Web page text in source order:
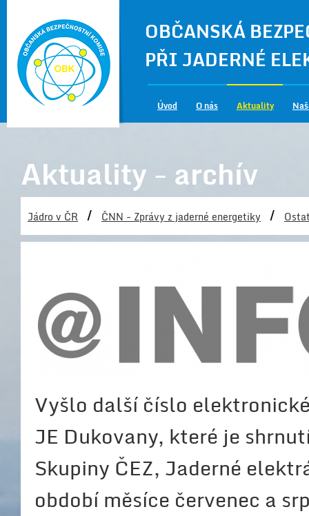
OBČANSKÁ
PŘI JADERNÉ
Úvod O nás Aktuality
Aktuality - archív
Jádro v ČR / ČNN - Zprávy z jaderné energetiky /
Vyšlo další číslo
JE Dukovany, které je
Skupiny ČEZ, Jaderné
období měsíce červenec a